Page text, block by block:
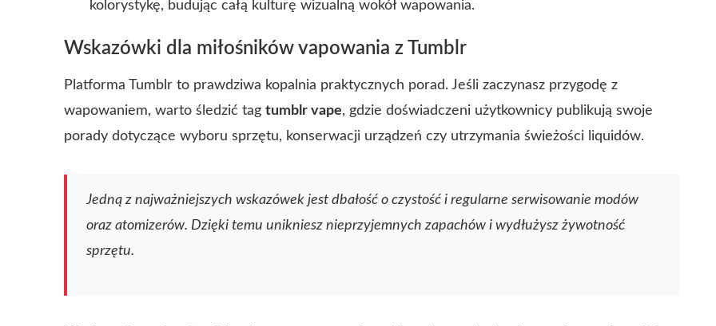
kolorystykę, budując całą kulturę wizualną wokół wapowania.
Wskazówki dla miłośników vapowania z Tumblr
Platforma Tumblr to prawdziwa kopalnia praktycznych porad. Jeśli zaczynasz przygodę z
wapowaniem, warto śledzić tag tumblr vape, gdzie doświadczeni użytkownicy publikują swoje
porady dotyczące wyboru sprzętu, konserwacji urządzeń czy utrzymania świeżości liquidów.
Jedną z najważniejszych wskazówek jest dbałość o czystość i regularne serwisowanie modów
oraz atomizerów. Dzięki temu unikniesz nieprzyjemnych zapachów i wydłużysz żywotność
sprzętu.